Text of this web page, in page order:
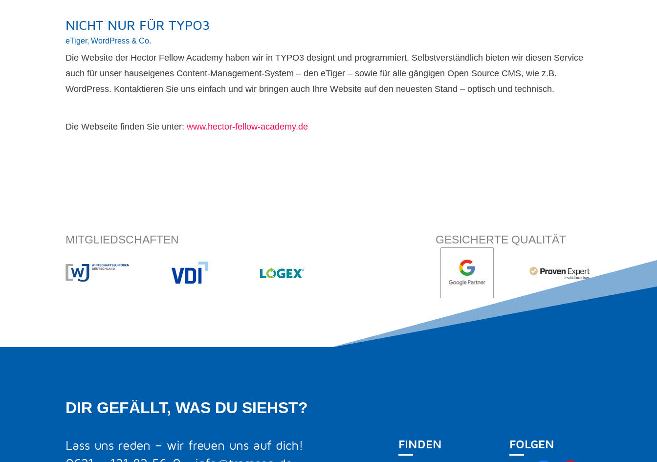
NICHT NUR FÜR TYPO3
eTiger, WordPress & Co.
Die Website der Hector Fellow Academy haben wir in TYPO3 designt und programmiert. Selbstverständlich bieten wir diesen Service
auch für unser hauseigenes Content-Management-System – den eTiger – sowie für alle gängigen Open Source CMS, wie z.B.
WordPress. Kontaktieren Sie uns einfach und wir bringen auch Ihre Website auf den neuesten Stand – optisch und technisch.
Die Webseite finden Sie unter:www.hector-fellow-academy.de
MITGLIEDSCHAFTEN GESICHERTE QUALITÄT
DIR GEFÄLLT, WAS DU SIEHST?
Lass uns reden – wir freuen uns auf dich!
FINDEN FOLGEN